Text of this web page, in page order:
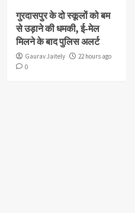
गुरदासपुर के दो स्कूलों को बम
से उड़ाने की धमकी, ई-मेल
मिलने के बाद पुलिस अलर्ट
Gaurav Jaitely
22 hours ago
0